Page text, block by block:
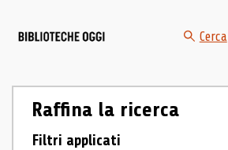
Cerca
Raffina la ricerca
Filtri applicati